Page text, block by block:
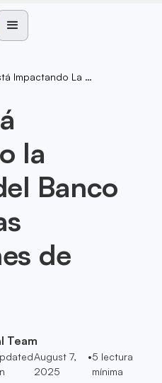
¿Cómo Está Impactando La Dirección Del Banco Central A Las Regulaciones De Cripto?
la
Banco
de
Team
August 7,
2025
•5 lectura
mínima